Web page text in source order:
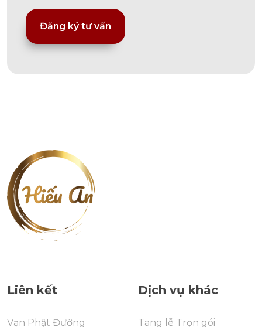
Liên kết
Vạn Phật Đường
Dịch vụ khác
Tang lễ Trọn gói